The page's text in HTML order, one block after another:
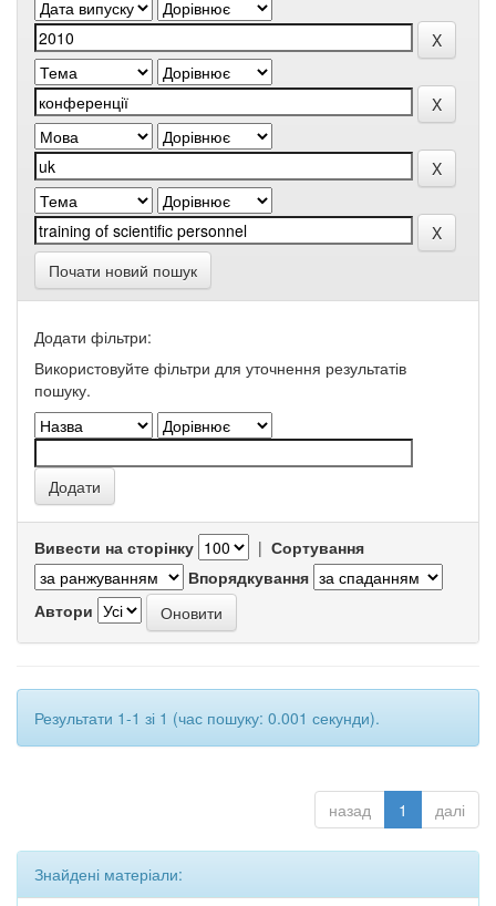
Почати новий пошук
Додати фільтри:
Використовуйте фільтри для уточнення результатів
пошуку.
Вивести на сторінку | Сортування
Впорядкування
Автори
Результати 1-1 зі 1 (час пошуку: 0.001 секунди).
назад 1 далі
Знайдені матеріали: